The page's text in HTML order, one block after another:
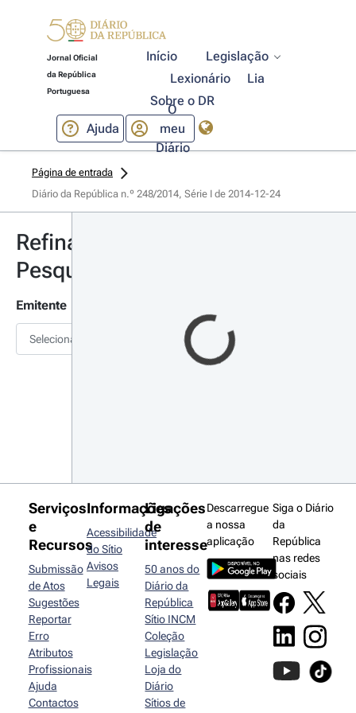
Jornal Oficial
da República
Portuguesa
Início
Legislação
Lexionário
Lia
Sobre o DR
Ajuda
O
meu
Diário
Página de entrada
Diário da República n.º 248/2014, Série I de 2014-12-24
Refinar
Pesquisa
Emitente
Selecionar
Serviços
e
Recursos
Submissão
de Atos
Sugestões
Reportar
Erro
Atributos
Profissionais
Ajuda
Contactos
Informações
Acessibilidade
do Sítio
Avisos
Legais
Ligações
de
interesse
50 anos do
Diário da
República
Sítio INCM
Coleção
Legislação
Loja do
Diário
Sítios de
Descarregue
a nossa
aplicação
Siga o Diário
da
República
nas redes
sociais